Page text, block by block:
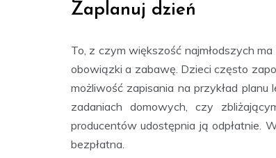
Zaplanuj dzień
To, z czym większość najmłodszych
obowiązki a zabawę. Dzieci często
możliwość zapisania na przykład
zadaniach domowych, czy
producentów udostępnia ją odpłatnie.
bezpłatna.